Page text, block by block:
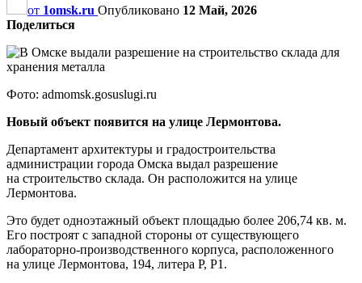
от 1omsk.ru Опубликовано 12 Май, 2026
Поделиться
Фото: admomsk.gosuslugi.ru
Новый объект появится на улице Лермонтова.
Департамент архитектуры и градостроительства
администрации города Омска выдал разрешение
на строительство склада. Он расположится на улице
Лермонтова.
Это будет одноэтажный объект площадью более 206,74 кв. м.
Его построят с западной стороны от существующего
лабораторно-производственного корпуса, расположенного
на улице Лермонтова, 194, литера Р, Р1.